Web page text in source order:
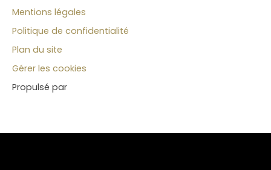
Mentions légales
Politique de confidentialité
Plan du site
Gérer les cookies
Propulsé par